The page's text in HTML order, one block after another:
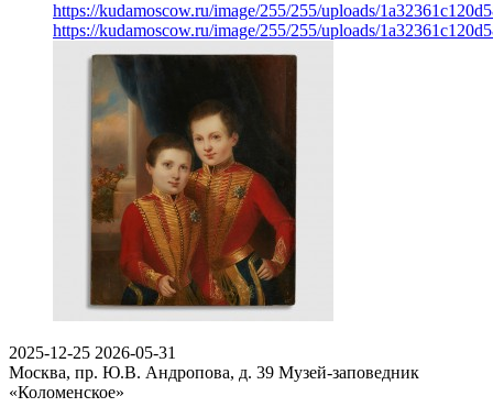
https://kudamoscow.ru/image/255/255/uploads/
https://kudamoscow.ru/image/255/255/uploads/
2025-12-25 2026-05-31
Москва, пр. Ю.В. Андропова, д. 39 Музей-заповедник
«Коломенское»